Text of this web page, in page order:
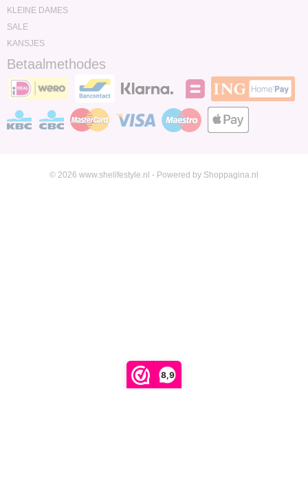
8,9
KLEINE DAMES
SALE
KANSJES
Betaalmethodes
© 2026 www.shelifestyle.nl - Powered by Shoppagina.nl